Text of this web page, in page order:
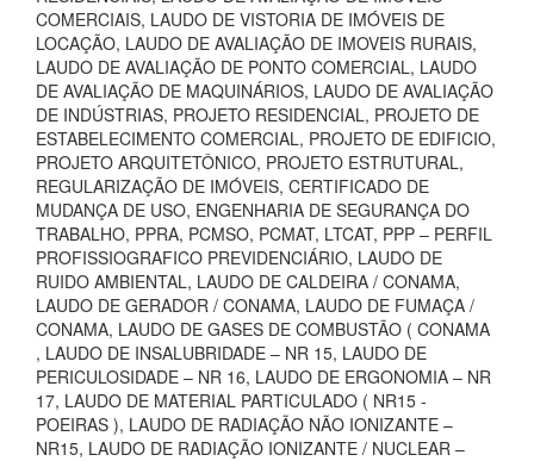
COMERCIAIS, LAUDO DE VISTORIA DE IMÓVEIS DE
LOCAÇÃO, LAUDO DE AVALIAÇÃO DE IMOVEIS RURAIS,
LAUDO DE AVALIAÇÃO DE PONTO COMERCIAL, LAUDO
DE AVALIAÇÃO DE MAQUINÁRIOS, LAUDO DE AVALIAÇÃO
DE INDÚSTRIAS, PROJETO RESIDENCIAL, PROJETO DE
ESTABELECIMENTO COMERCIAL, PROJETO DE EDIFICIO,
PROJETO ARQUITETÔNICO, PROJETO ESTRUTURAL,
REGULARIZAÇÃO DE IMÓVEIS, CERTIFICADO DE
MUDANÇA DE USO, ENGENHARIA DE SEGURANÇA DO
TRABALHO, PPRA, PCMSO, PCMAT, LTCAT, PPP – PERFIL
PROFISSIOGRAFICO PREVIDENCIÁRIO, LAUDO DE
RUIDO AMBIENTAL, LAUDO DE CALDEIRA / CONAMA,
LAUDO DE GERADOR / CONAMA, LAUDO DE FUMAÇA /
CONAMA, LAUDO DE GASES DE COMBUSTÃO ( CONAMA
, LAUDO DE INSALUBRIDADE – NR 15, LAUDO DE
PERICULOSIDADE – NR 16, LAUDO DE ERGONOMIA – NR
17, LAUDO DE MATERIAL PARTICULADO ( NR15 -
POEIRAS ), LAUDO DE RADIAÇÃO NÃO IONIZANTE –
NR15, LAUDO DE RADIAÇÃO IONIZANTE / NUCLEAR –